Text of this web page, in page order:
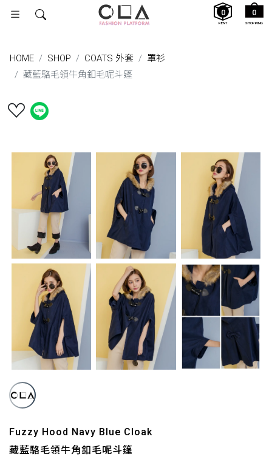
SHOPPING
0
RENT
0
HOME SHOP COATS 外套
罩衫
藏藍駱毛領牛角釦毛呢斗篷
Fuzzy Hood Navy Blue Cloak
藏藍駱毛領牛角釦毛呢斗篷